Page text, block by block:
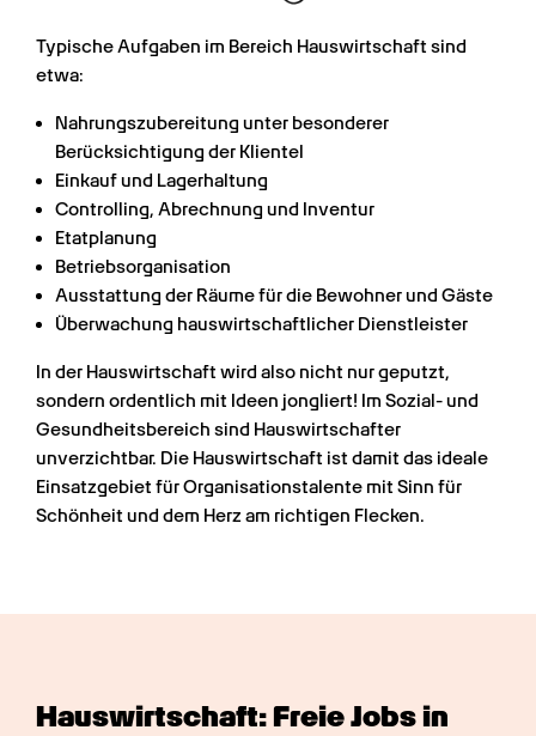
Typische Aufgaben im Bereich Hauswirtschaft sind
etwa:
Nahrungszubereitung unter besonderer
Berücksichtigung der Klientel
Einkauf und Lagerhaltung
Controlling, Abrechnung und Inventur
Etatplanung
Betriebsorganisation
Ausstattung der Räume für die Bewohner und Gäste
Überwachung hauswirtschaftlicher Dienstleister
In der Hauswirtschaft wird also nicht nur geputzt,
sondern ordentlich mit Ideen jongliert! Im Sozial- und
Gesundheitsbereich sind Hauswirtschafter
unverzichtbar. Die Hauswirtschaft ist damit das ideale
Einsatzgebiet für Organisationstalente mit Sinn für
Schönheit und dem Herz am richtigen Flecken.
Hauswirtschaft: Freie Jobs in